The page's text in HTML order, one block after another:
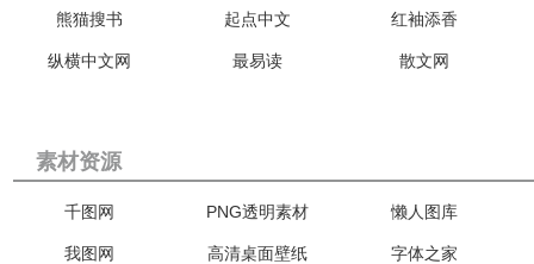
熊猫搜书 起点中文 红袖添香
纵横中文网 最易读 散文网
素材资源
千图网 PNG透明素材 懒人图库
我图网 高清桌面壁纸 字体之家